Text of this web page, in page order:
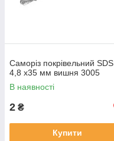
Саморіз покрівельний SDS
4,8 х35 мм вишня 3005
В наявності
2 ₴
Купити